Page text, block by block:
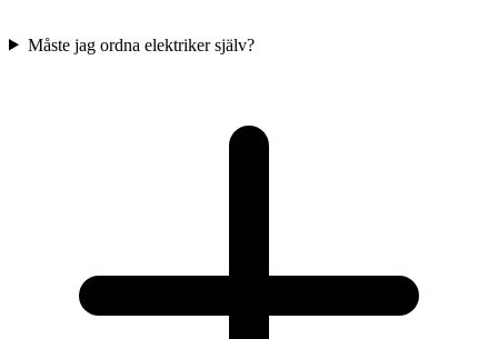
Måste jag ordna elektriker själv?